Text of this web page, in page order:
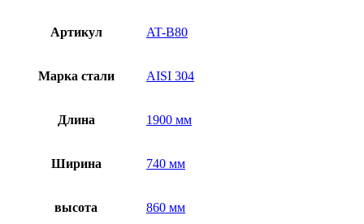
Артикул AT-B80
Марка стали AISI 304
Длина 1900 мм
Ширина 740 мм
высота 860 мм